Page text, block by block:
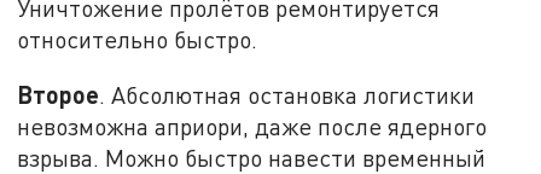
Уничтожение пролётов ремонтируется
относительно быстро.
Второе. Абсолютная остановка логистики
невозможна априори, даже после ядерного
взрыва. Можно быстро навести временный